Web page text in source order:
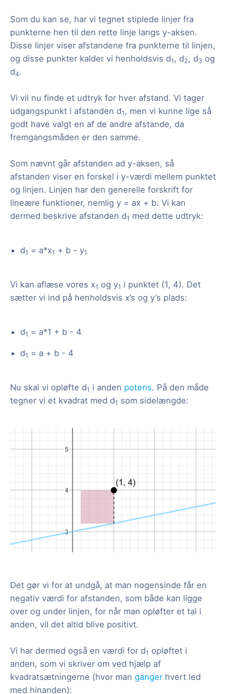
Som du kan se, har vi tegnet stiplede linjer fra
punkterne hen til den rette linje langs y-aksen.
Disse linjer viser afstandene fra punkterne til linjen,
og disse punkter kalder vi henholdsvis d1 , d2, d3 og
d4.
Vi vil nu finde et udtryk for hver afstand. Vi tager
udgangspunkt i afstanden d1 , men vi kunne lige så
godt have valgt en af de andre afstande, da
fremgangsmåden er den samme.
Som nævnt går afstanden ad y-aksen, så
afstanden viser en forskel i y-værdi mellem punktet
og linjen. Linjen har den generelle forskrift for
lineære funktioner, nemlig y = ax + b. Vi kan
dermed beskrive afstanden d1 med dette udtryk:
d1 = a*x1 + b - y1
Vi kan aflæse vores x1 og y1 i punktet (1, 4). Det
sætter vi ind på henholdsvis x’s og y’s plads:
d1 = a*1 + b - 4
d1 = a + b - 4
Nu skal vi opløfte d1 i anden potens. På den måde
tegner vi et kvadrat med d1 som sidelængde:
Det gør vi for at undgå, at man nogensinde får en
negativ værdi for afstanden, som både kan ligge
over og under linjen, for når man opløfter et tal i
anden, vil det altid blive positivt.
Vi har dermed også en værdi for d1 opløftet i
anden, som vi skriver om ved hjælp af
kvadratsætningerne (hvor man ganger hvert led
med hinanden):